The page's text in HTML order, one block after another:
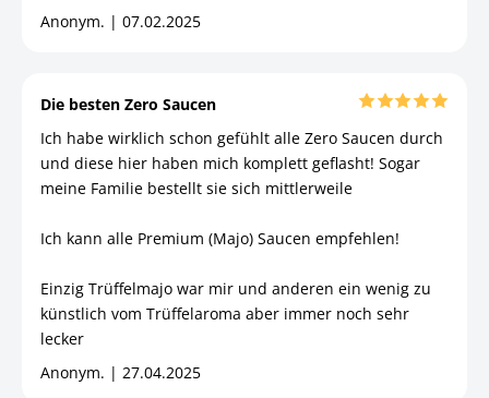
Anonym. | 07.02.2025
Die besten Zero Saucen
Ich habe wirklich schon gefühlt alle Zero Saucen durch
und diese hier haben mich komplett geflasht! Sogar
meine Familie bestellt sie sich mittlerweile
Ich kann alle Premium (Majo) Saucen empfehlen!
Einzig Trüffelmajo war mir und anderen ein wenig zu
künstlich vom Trüffelaroma aber immer noch sehr
lecker
Anonym. | 27.04.2025